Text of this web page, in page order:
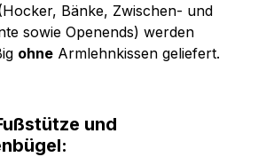
Bänke, Zwischen- und
sowie Openends) werden
ohne Armlehnkissen geliefert.
und